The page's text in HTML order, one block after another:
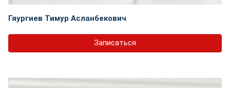
Гяургиев Тимур Асланбекович
Записаться